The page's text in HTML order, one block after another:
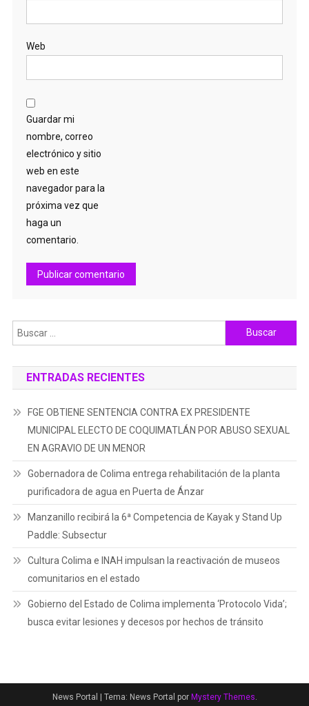
Web
Guardar mi
nombre, correo
electrónico y sitio
web en este
navegador para la
próxima vez que
haga un
comentario.
Buscar:
ENTRADAS RECIENTES
FGE OBTIENE SENTENCIA CONTRA EX PRESIDENTE
MUNICIPAL ELECTO DE COQUIMATLÁN POR ABUSO SEXUAL
EN AGRAVIO DE UN MENOR
Gobernadora de Colima entrega rehabilitación de la planta
purificadora de agua en Puerta de Ánzar
Manzanillo recibirá la 6ª Competencia de Kayak y Stand Up
Paddle: Subsectur
Cultura Colima e INAH impulsan la reactivación de museos
comunitarios en el estado
Gobierno del Estado de Colima implementa ‘Protocolo Vida’;
busca evitar lesiones y decesos por hechos de tránsito
News Portal | Tema: News Portal por Mystery Themes.